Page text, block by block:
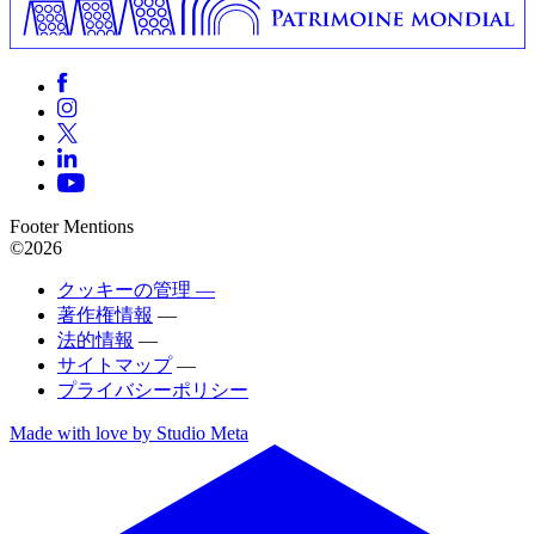
Footer Mentions
©2026
クッキーの管理 —
著作権情報 —
法的情報 —
サイトマップ —
プライバシーポリシー
Made with love by Studio Meta